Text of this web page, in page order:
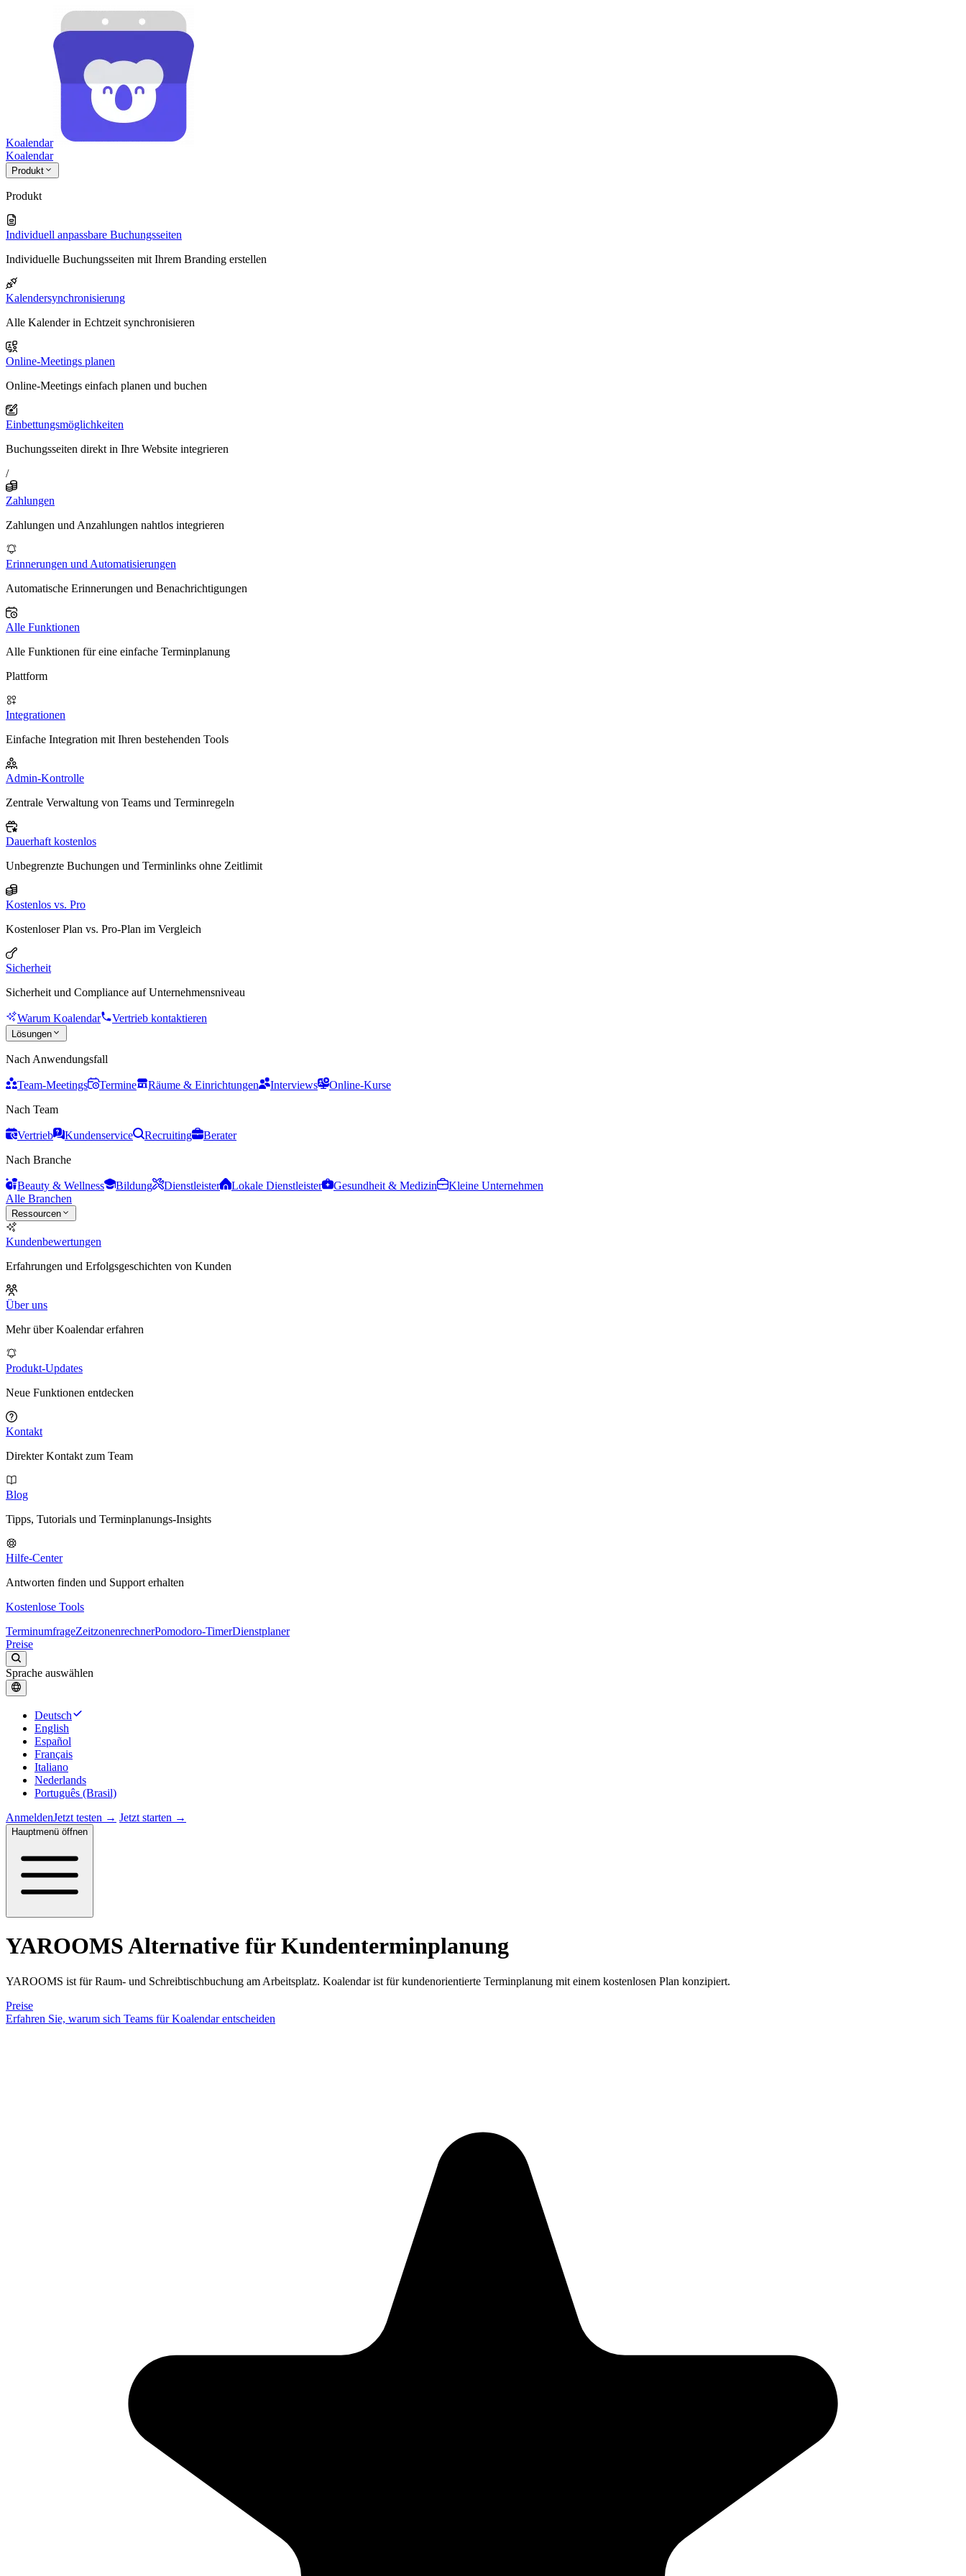
Koalendar
Koalendar
Produkt
Produkt
Individuell anpassbare Buchungsseiten
Individuelle Buchungsseiten mit Ihrem Branding erstellen
Kalendersynchronisierung
Alle Kalender in Echtzeit synchronisieren
Online-Meetings planen
Online-Meetings einfach planen und buchen
Einbettungsmöglichkeiten
Buchungsseiten direkt in Ihre Website integrieren
/
Zahlungen
Zahlungen und Anzahlungen nahtlos integrieren
Erinnerungen und Automatisierungen
Automatische Erinnerungen und Benachrichtigungen
Alle Funktionen
Alle Funktionen für eine einfache Terminplanung
Plattform
Integrationen
Einfache Integration mit Ihren bestehenden Tools
Admin-Kontrolle
Zentrale Verwaltung von Teams und Terminregeln
Dauerhaft kostenlos
Unbegrenzte Buchungen und Terminlinks ohne Zeitlimit
Kostenlos vs. Pro
Kostenloser Plan vs. Pro-Plan im Vergleich
Sicherheit
Sicherheit und Compliance auf Unternehmensniveau
Warum Koalendar Vertrieb kontaktieren
Lösungen
Nach Anwendungsfall
Team-Meetings Termine Räume & Einrichtungen Interviews
Online-Kurse
Nach Team
Vertrieb Kundenservice Recruiting
Berater
Nach Branche
Beauty & Wellness Bildung Dienstleister Lokale Dienstleister Gesundheit & Medizin
Kleine Unternehmen
Alle Branchen
Ressourcen
Kundenbewertungen
Erfahrungen und Erfolgsgeschichten von Kunden
Über uns
Mehr über Koalendar erfahren
Produkt-Updates
Neue Funktionen entdecken
Kontakt
Direkter Kontakt zum Team
Blog
Tipps, Tutorials und Terminplanungs-Insights
Hilfe-Center
Antworten finden und Support erhalten
Kostenlose Tools
TerminumfrageZeitzonenrechnerPomodoro-TimerDienstplaner
Preise
Sprache auswählen
Deutsch
English
Español
Français
Italiano
Nederlands
Português (Brasil)
AnmeldenJetzt testen → Jetzt starten →
Hauptmenü öffnen
YAROOMS Alternative für Kundenterminplanung
YAROOMS ist für Raum- und Schreibtischbuchung am Arbeitsplatz. Koalendar ist für kundenorientierte Terminplanung mit einem kostenlosen Plan konzipiert.
Preise
Erfahren Sie, warum sich Teams für Koalendar entscheiden